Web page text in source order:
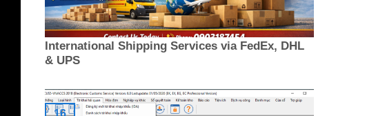
International Shipping Services via FedEx, DHL
& UPS